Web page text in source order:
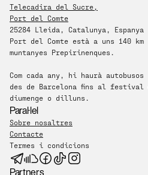
Telecadira del Sucre,
Port del Comte
25284 Lleida, Catalunya, Espanya
​Port del Comte està a uns 140
muntanyes Prepirinenques.
Com cada any, hi haurà
des de Barcelona fins al
diumenge o dilluns.
Paral·lel
Sobre nosaltres
Contacte
Termes i condicions
Partners